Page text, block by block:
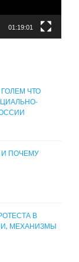
01:19:01
ЧТО
И ПОЧЕМУ
В
МЕХАНИЗМЫ